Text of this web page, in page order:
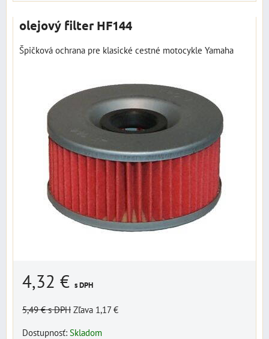
olejový filter HF144
Špičková ochrana pre klasické cestné motocykle Yamaha
4,32 € s DPH
5,49 €s DPH Zľava 1,17 €
Dostupnosť: Skladom